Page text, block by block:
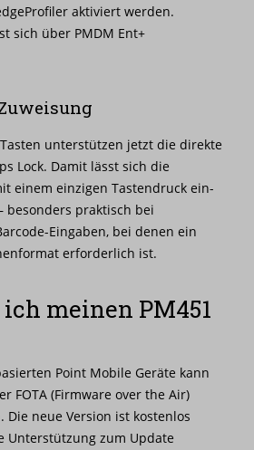
aktiviert werden.
sich über PMDM Ent+
unterstützen jetzt die direkte
Lock. Damit lässt sich die
einem einzigen Tastendruck ein-
besonders praktisch bei
Eingaben, bei denen ein
erforderlich ist.
meinen PM451
Point Mobile Geräte kann
FOTA (Firmware over the Air)
Die neue Version ist kostenlos
Unterstützung zum Update